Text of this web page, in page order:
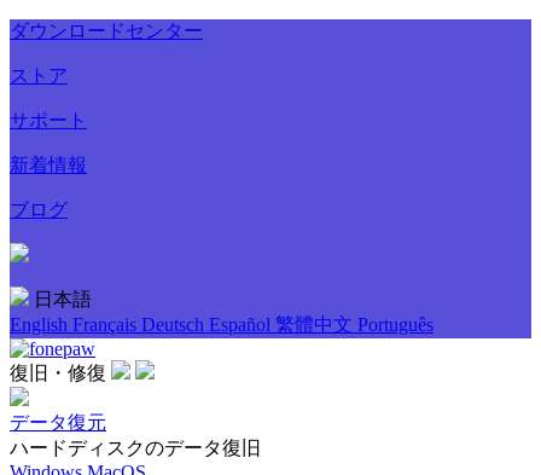
ダウンロードセンター
ストア
サポート
新着情報
ブログ
日本語
English Français Deutsch Español 繁體中文 Português
復旧・修復
データ復元
ハードディスクのデータ復旧